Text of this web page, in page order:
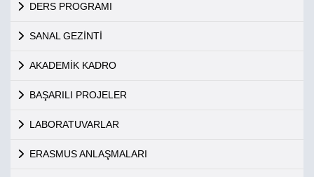
DERS PROGRAMI
SANAL GEZİNTİ
AKADEMİK KADRO
BAŞARILI PROJELER
LABORATUVARLAR
ERASMUS ANLAŞMALARI